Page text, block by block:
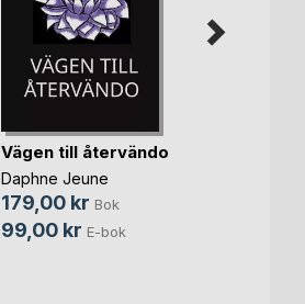
Vägen till återvändo
Daphne Jeune
179,00 kr Bok
99,00 kr E-bok